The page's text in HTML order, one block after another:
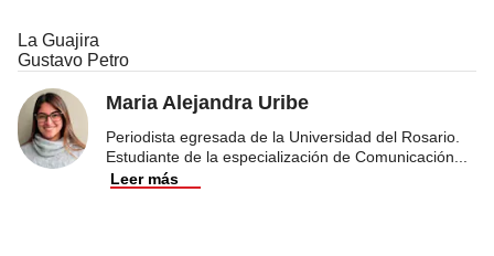
La Guajira
Gustavo Petro
Maria Alejandra Uribe
Periodista egresada de la Universidad del Rosario.
Estudiante de la especialización de Comunicación
Leer más